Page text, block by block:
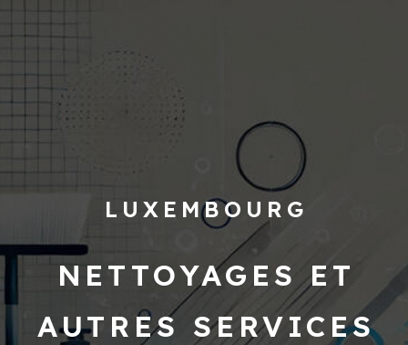
LUXEMBOURG
NETTOYAGES ET
AUTRES SERVICES